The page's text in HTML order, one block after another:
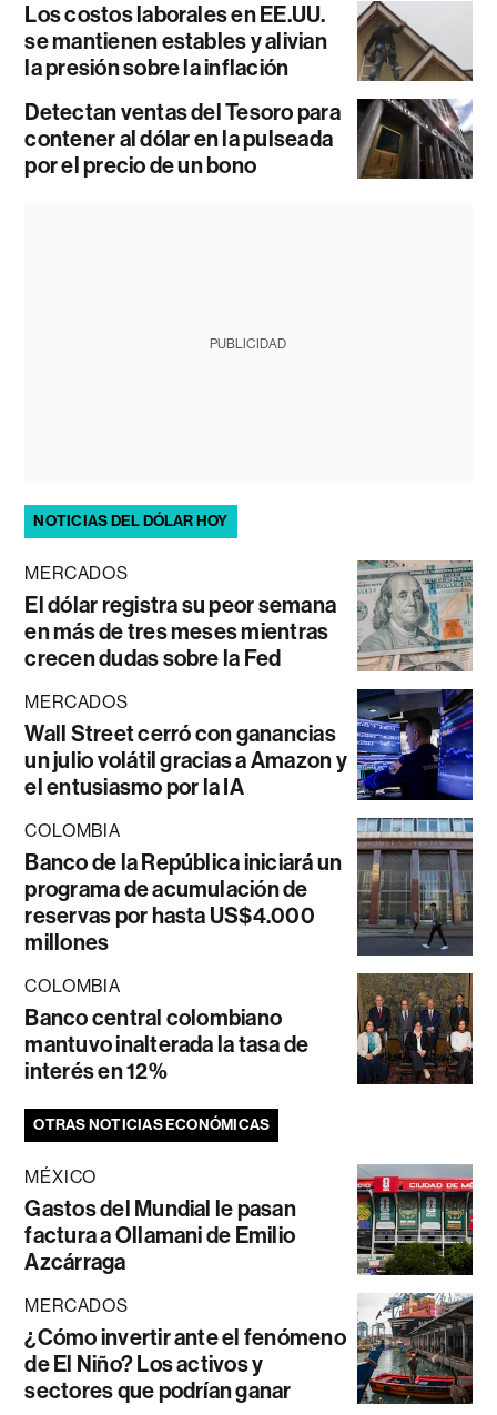
Los costos laborales en EE.UU.
se mantienen estables y alivian
la presión sobre la inflación
Detectan ventas del Tesoro para
contener al dólar en la pulseada
por el precio de un bono
PUBLICIDAD
NOTICIAS DEL DÓLAR HOY
MERCADOS
El dólar registra su peor semana
en más de tres meses mientras
crecen dudas sobre la Fed
MERCADOS
Wall Street cerró con ganancias
un julio volátil gracias a Amazon y
el entusiasmo por la IA
COLOMBIA
Banco de la República iniciará un
programa de acumulación de
reservas por hasta US$4.000
millones
COLOMBIA
Banco central colombiano
mantuvo inalterada la tasa de
interés en 12%
OTRAS NOTICIAS ECONÓMICAS
MÉXICO
Gastos del Mundial le pasan
factura a Ollamani de Emilio
Azcárraga
MERCADOS
¿Cómo invertir ante el fenómeno
de El Niño? Los activos y
sectores que podrían ganar